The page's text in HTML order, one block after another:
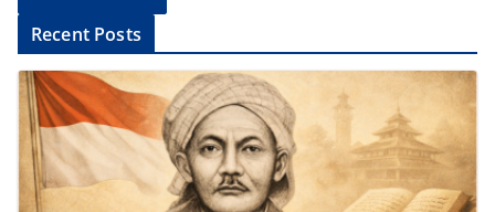
l
Recent Posts